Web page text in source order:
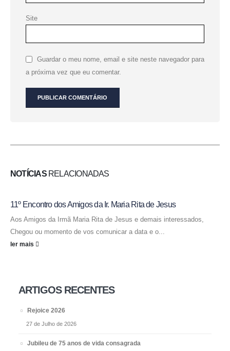
Site
Guardar o meu nome, email e site neste navegador para
a próxima vez que eu comentar.
NOTÍCIASRELACIONADAS
11º Encontro dos Amigos da Ir. Maria Rita de Jesus
Aos Amigos da Irmã Maria Rita de Jesus e demais interessados,
Chegou ou momento de vos comunicar a data e o...
ler mais
ARTIGOS RECENTES
Rejoice 2026
27 de Julho de 2026
Jubileu de 75 anos de vida consagrada